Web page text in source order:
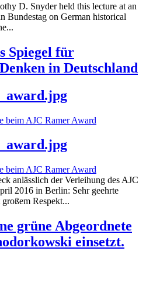
D. Snyder held this lecture at an
Bundestag on German historical
Spiegel für
in Deutschland
anlässlich der Verleihung des AJC
2016 in Berlin: Sehr geehrte
Respekt...
grüne Abgeordnete
einsetzt.